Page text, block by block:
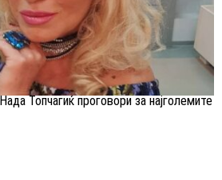
Топчагиќ проговори за најголемите